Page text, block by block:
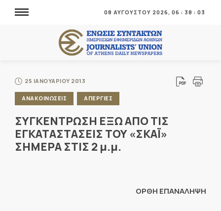
08 ΑΥΓΟΥΣΤΟΥ 2026, 06 : 38 : 03
25 ΙΑΝΟΥΑΡΙΟΥ 2013
ΑΝΑΚΟΙΝΩΣΕΙΣ ΑΠΕΡΓΙΕΣ
ΣΥΓΚΕΝΤΡΩΣΗ ΕΞΩ ΑΠΟ ΤΙΣ
ΕΓΚΑΤΑΣΤΑΣΕΙΣ ΤΟΥ «ΣΚΑΪ»
ΣΗΜΕΡΑ ΣΤΙΣ 2 μ.μ.
ΟΡΘΗ ΕΠΑΝΑΛΗΨΗ